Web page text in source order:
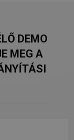
DEMO
MEG A